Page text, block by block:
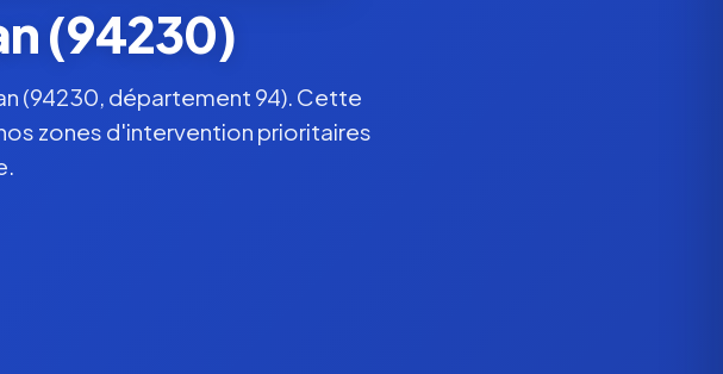
(94230)
(94230, département 94). Cette
zones d'intervention prioritaires